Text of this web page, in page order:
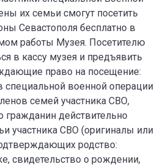
их семьи смогут посетить
Севастополя бесплатно в
работы Музея. Посетителю
в кассу музея и предъявить
право на посещение:
специальной военной операции
семей участника СВО,
действительно
участника СВО (оригиналы или
родство:
свидетельство о рождении,